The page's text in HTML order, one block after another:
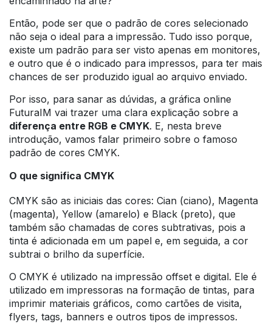
Então, pode ser que o padrão de cores selecionado
não seja o ideal para a impressão. Tudo isso porque,
existe um padrão para ser visto apenas em monitores,
e outro que é o indicado para impressos, para ter mais
chances de ser produzido igual ao arquivo enviado.
Por isso, para sanar as dúvidas, a gráfica online
FuturaIM vai trazer uma clara explicação sobre a
diferença entre RGB e CMYK. E, nesta breve
introdução, vamos falar primeiro sobre o famoso
padrão de cores CMYK.
O que significa CMYK
CMYK são as iniciais das cores: Cian (ciano), Magenta
(magenta), Yellow (amarelo) e Black (preto), que
também são chamadas de cores subtrativas, pois a
tinta é adicionada em um papel e, em seguida, a cor
subtrai o brilho da superfície.
O CMYK é utilizado na impressão offset e digital. Ele é
utilizado em impressoras na formação de tintas, para
imprimir materiais gráficos, como cartões de visita,
flyers, tags, banners e outros tipos de impressos.